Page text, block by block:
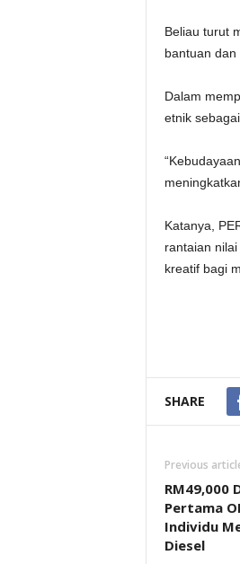
Beliau turut
bantuan dan
Dalam
etnik
Katanya,
rantaian
kreatif bagi
SHARE
Previous
RM49,000
Pertama
Individu
Diesel